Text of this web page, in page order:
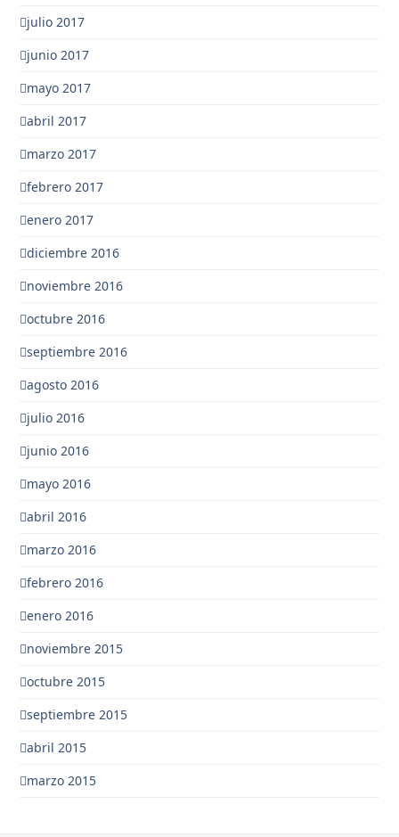
julio 2017
junio 2017
mayo 2017
abril 2017
marzo 2017
febrero 2017
enero 2017
diciembre 2016
noviembre 2016
octubre 2016
septiembre 2016
agosto 2016
julio 2016
junio 2016
mayo 2016
abril 2016
marzo 2016
febrero 2016
enero 2016
noviembre 2015
octubre 2015
septiembre 2015
abril 2015
marzo 2015